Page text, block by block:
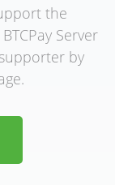
the
Server
by